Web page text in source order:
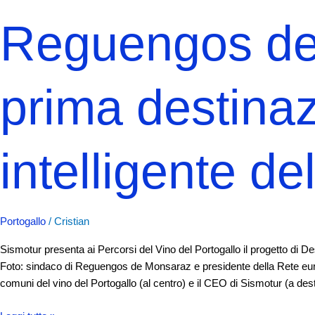
Reguengos
prima
intelligente
Portogallo / Cristian
Sismotur presenta ai Percorsi del Vino del Portogallo il progetto di
Foto: sindaco di Reguengos de Monsaraz e presidente della Rete
comuni del vino del Portogallo (al centro) e il CEO di Sismotur (a